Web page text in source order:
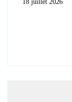
18 juillet 2026